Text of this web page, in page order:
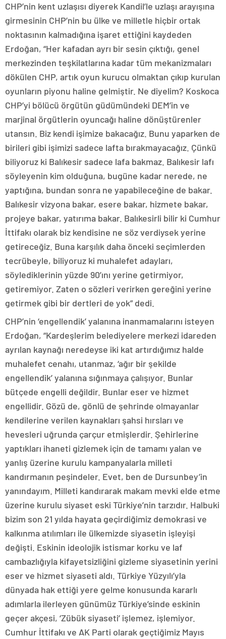
CHP’nin kent uzlaşısı diyerek Kandil’le uzlaşı arayışına
girmesinin CHP’nin bu ülke ve milletle hiçbir ortak
noktasının kalmadığına işaret ettiğini kaydeden
Erdoğan, “Her kafadan ayrı bir sesin çıktığı, genel
merkezinden teşkilatlarına kadar tüm mekanizmaları
dökülen CHP, artık oyun kurucu olmaktan çıkıp kurulan
oyunların piyonu haline gelmiştir. Ne diyelim? Koskoca
CHP’yi bölücü örgütün güdümündeki DEM’in ve
marjinal örgütlerin oyuncağı haline dönüştürenler
utansın. Biz kendi işimize bakacağız. Bunu yaparken de
birileri gibi işimizi sadece lafta bırakmayacağız. Çünkü
biliyoruz ki Balıkesir sadece lafa bakmaz. Balıkesir lafı
söyleyenin kim olduğuna, bugüne kadar nerede, ne
yaptığına, bundan sonra ne yapabileceğine de bakar.
Balıkesir vizyona bakar, esere bakar, hizmete bakar,
projeye bakar, yatırıma bakar. Balıkesirli bilir ki Cumhur
İttifakı olarak biz kendisine ne söz verdiysek yerine
getireceğiz. Buna karşılık daha önceki seçimlerden
tecrübeyle, biliyoruz ki muhalefet adayları,
söylediklerinin yüzde 90’ını yerine getirmiyor,
getiremiyor. Zaten o sözleri verirken gereğini yerine
getirmek gibi bir dertleri de yok” dedi.
CHP’nin ‘engellendik’ yalanına inanmamalarını isteyen
Erdoğan, “Kardeşlerim belediyelere merkezi idareden
ayrılan kaynağı neredeyse iki kat artırdığımız halde
muhalefet cenahı, utanmaz, ‘ağır bir şekilde
engellendik’ yalanına sığınmaya çalışıyor. Bunlar
bütçede engelli değildir. Bunlar eser ve hizmet
engellidir. Gözü de, gönlü de şehrinde olmayanlar
kendilerine verilen kaynakları şahsi hırsları ve
hevesleri uğrunda çarçur etmişlerdir. Şehirlerine
yaptıkları ihaneti gizlemek için de tamamı yalan ve
yanlış üzerine kurulu kampanyalarla milleti
kandırmanın peşindeler. Evet, ben de Dursunbey’in
yanındayım. Milleti kandırarak makam mevki elde etme
üzerine kurulu siyaset eski Türkiye’nin tarzıdır. Halbuki
bizim son 21 yılda hayata geçirdiğimiz demokrasi ve
kalkınma atılımları ile ülkemizde siyasetin işleyişi
değişti. Eskinin ideolojik istismar korku ve laf
cambazlığıyla kifayetsizliğini gizleme siyasetinin yerini
eser ve hizmet siyaseti aldı. Türkiye Yüzyılı’yla
dünyada hak ettiği yere gelme konusunda kararlı
adımlarla ilerleyen günümüz Türkiye’sinde eskinin
geçer akçesi, ‘Zübük siyaseti’ işlemez, işlemiyor.
Cumhur İttifakı ve AK Parti olarak geçtiğimiz Mayıs